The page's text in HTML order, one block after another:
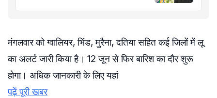
मंगलवार को ग्वालियर, भिंड, मुरैना, दतिया सहित कई जिलों में लू
का अलर्ट जारी किया है। 12 जून से फिर बारिश का दौर शुरू
होगा। अधिक जानकारी के लिए यहां
पढ़ें पूरी खबर